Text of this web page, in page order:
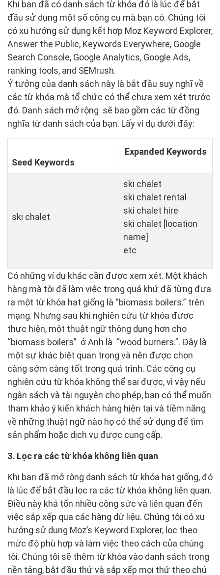
Khi bạn đã có danh sách từ khóa đó là lúc để bắt
đầu sử dụng một số công cụ mà bạn có. Chúng tôi
có xu hướng sử dụng kết hợp Moz Keyword Explorer,
Answer the Public, Keywords Everywhere, Google
Search Console, Google Analytics, Google Ads,
ranking tools, and SEMrush.
Ý tưởng của danh sách này là bắt đầu suy nghĩ về
các từ khóa mà tổ chức có thể chưa xem xét trước
đó. Danh sách mở rộng sẽ bao gồm các từ đồng
nghĩa từ danh sách của bạn. Lấy ví dụ dưới đây:
Seed Keywords
Expanded Keywords
ski chalet
ski chalet
ski chalet rental
ski chalet hire
ski chalet [location
name]
etc
Có những ví dụ khác cần được xem xét. Một khách
hàng mà tôi đã làm việc trong quá khứ đã từng đưa
ra một từ khóa hạt giống là “biomass boilers.” trên
mạng. Nhưng sau khi nghiên cứu từ khóa được
thực hiện, một thuật ngữ thông dụng hơn cho
“biomass boilers” ở Anh là “wood burners.”. Đây là
một sự khác biệt quan trọng và nên được chọn
càng sớm càng tốt trong quá trình. Các công cụ
nghiên cứu từ khóa không thể sai được, vì vậy nếu
ngân sách và tài nguyên cho phép, bạn có thể muốn
tham khảo ý kiến khách hàng hiện tại và tiềm năng
về những thuật ngữ nào họ có thể sử dụng để tìm
sản phẩm hoặc dịch vụ được cung cấp.
3. Lọc ra các từ khóa không liên quan
Khi bạn đã mở rộng danh sách từ khóa hạt giống, đó
là lúc để bắt đầu lọc ra các từ khóa không liên quan.
Điều này khá tốn nhiều công sức và liên quan đến
việc sắp xếp qua các hàng dữ liệu. Chúng tôi có xu
hướng sử dụng Moz’s Keyword Explorer, lọc theo
mức độ phù hợp và làm việc theo cách của chúng
tôi. Chúng tôi sẽ thêm từ khóa vào danh sách trong
nền tảng, bắt đầu thử và sắp xếp mọi thứ theo chủ